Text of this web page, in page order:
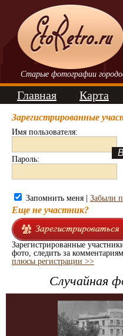
Старые фотографии
Главная Карта
Зарегистрированные
Имя пользователя:
Пароль:
Запомнить меня | Забыли
Еще не участник?
Зарегистрированные
фото, следить за
плюсы регистрации >>
Случайная